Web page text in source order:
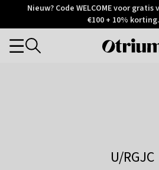
Otrium
Trustpilot
Nieuw? Code WELCOME voor
€100 + 10% korting.
Categories
U/RGJC